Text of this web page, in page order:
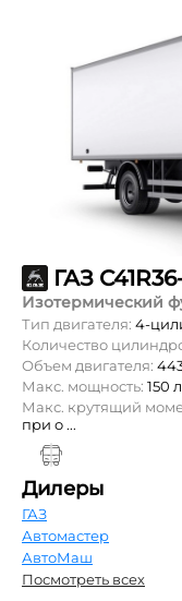
Изотермический
Тип двигателя: 4-
Количество
Объем двигателя:
Макс. мощность: 150
Макс. крутящий
при о ...
Дилеры
ГАЗ
Автомастер
АвтоМаш
Посмотреть всех